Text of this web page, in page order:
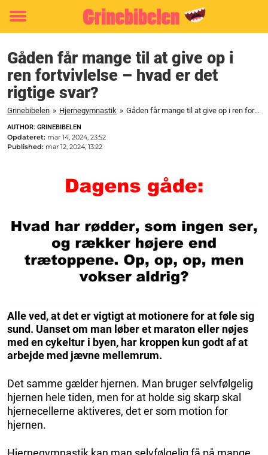
Toggle
Gåden får mange til at give op i
ren fortvivlelse – hvad er det
rigtige svar?
Grinebibelen » Hjernegymnastik » Gåden får mange til at give op i ren fortvivlelse - hvad er det rigtige svar?
AUTHOR: GRINEBIBELEN
Opdateret: mar 14, 2024, 23:52
Published: mar 12, 2024, 13:22
Alle ved, at det er vigtigt at motionere for at føle sig
sund. Uanset om man løber et maraton eller nøjes
med en cykeltur i byen, har kroppen kun godt af at
arbejde med jævne mellemrum.
Det samme gælder hjernen. Man bruger selvfølgelig
hjernen hele tiden, men for at holde sig skarp skal
hjernecellerne aktiveres, det er som motion for
hjernen.